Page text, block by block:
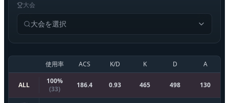
大会
大会を選択
使用率 ACS K/D K D A
ALL 100%
(33) 186.4 0.93 465 498 130